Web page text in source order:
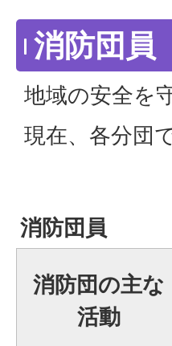
消防団員
地域の安全を
現在、各分団
消防団員
消防団の主な
活動